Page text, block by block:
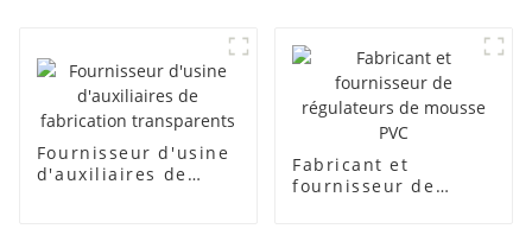
Fournisseur d'usine
d'auxiliaires de
Fabricant et
fournisseur de